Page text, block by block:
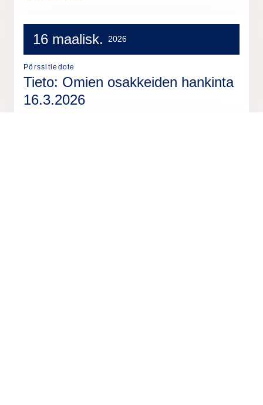
16 maalisk. 2026
Pörssitiedote
Tieto: Omien osakkeiden hankinta
16.3.2026